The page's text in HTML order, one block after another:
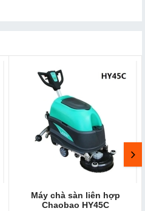
Máy chà sàn liên hợp
Chaobao HY45C